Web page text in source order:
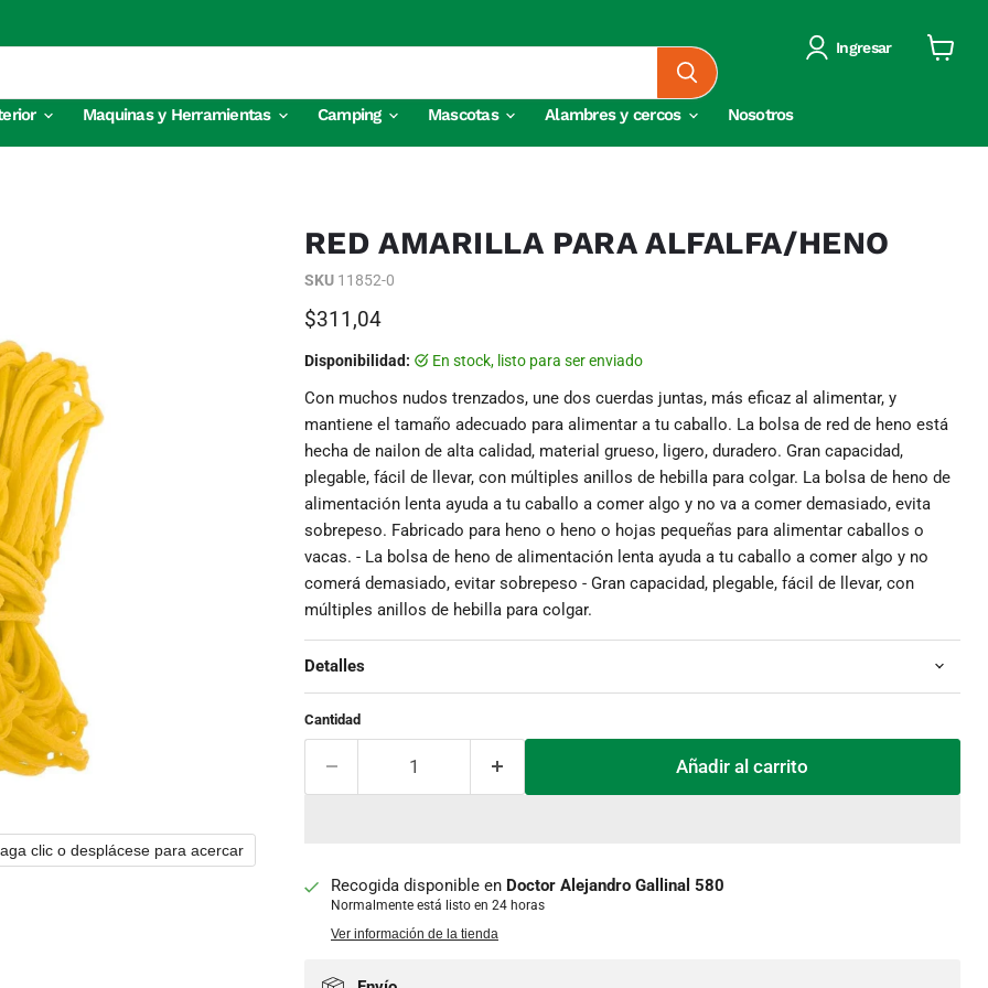
Ingresar
Maquinas y Herramientas Camping Mascotas Alambres y cercos Nosotros
clic o desplácese para acercar
RED AMARILLA PARA ALFALFA/HENO
SKU 11852-0
Precio actual
$311,04
Disponibilidad: en stock, listo para ser enviado
Con muchos nudos trenzados, une dos cuerdas juntas, más eficaz al alimentar, y
mantiene el tamaño adecuado para alimentar a tu caballo. La bolsa de red de heno está
hecha de nailon de alta calidad, material grueso, ligero, duradero. Gran capacidad,
plegable, fácil de llevar, con múltiples anillos de hebilla para colgar. La bolsa de heno de
alimentación lenta ayuda a tu caballo a comer algo y no va a comer demasiado, evita
sobrepeso. Fabricado para heno o heno o hojas pequeñas para alimentar caballos o
vacas. - La bolsa de heno de alimentación lenta ayuda a tu caballo a comer algo y no
comerá demasiado, evitar sobrepeso - Gran capacidad, plegable, fácil de llevar, con
múltiples anillos de hebilla para colgar.
Detalles
Cantidad
Añadir al carrito
Recogida disponible en Doctor Alejandro Gallinal 580
Normalmente está listo en 24 horas
Ver información de la tienda